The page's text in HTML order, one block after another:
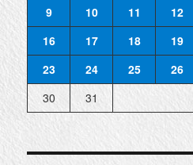
9 10 11 12
16
17 18 19
23
24 25 26
30
31